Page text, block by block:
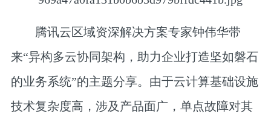
腾讯云区域资深解决方案专家钟伟华带
来“异构多云协同架构，助力企业打造坚如磐石
的业务系统”的主题分享。由于云计算基础设施
技术复杂度高，涉及产品面广，单点故障对其